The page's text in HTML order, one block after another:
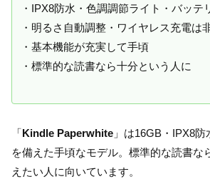
・IPX8防水・色調調節ライト・バッテ
・明るさ自動調整・ワイヤレス充電は
・基本機能が充実して手頃
・標準的な読書なら十分という人に
「Kindle Paperwhite 」は16GB・IPX8
を備えた手頃なモデル。標準的な読書な
えたい人に向いています。